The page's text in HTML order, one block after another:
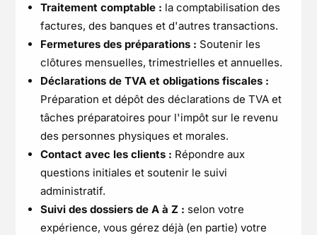
Traitement comptable : la comptabilisation des
factures, des banques et d'autres transactions.
Fermetures des préparations : Soutenir les
clôtures mensuelles, trimestrielles et annuelles.
Déclarations de TVA et obligations fiscales :
Préparation et dépôt des déclarations de TVA et
tâches préparatoires pour l'impôt sur le revenu
des personnes physiques et morales.
Contact avec les clients : Répondre aux
questions initiales et soutenir le suivi
administratif.
Suivi des dossiers de A à Z : selon votre
expérience, vous gérez déjà (en partie) votre